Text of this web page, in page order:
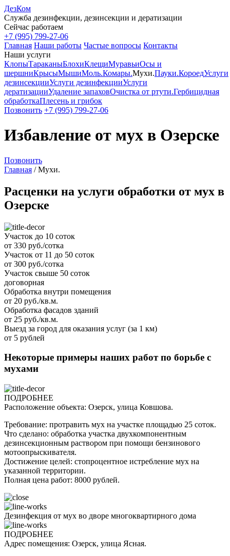
ДезКом
Служба дезинфекции, дезинсекции и дератизации
Сейчас работаем
+7 (995) 799-27-06
Главная Наши работы Частые вопросы Контакты
Наши услуги
КлопыТараканыБлохиКлещиМуравьиОсы и
шершниКрысыМышиМоль.Комары.Мухи.Пауки.КороедУслуги
дезинсекцииУслуги дезинфекцииУслуги
дератизацииУдаление запаховОчистка от ртути.Гербицидная
обработкаПлесень и грибок
Позвонить +7 (995) 799-27-06
Избавление от мух в Озерске
Позвонить
Главная /Мухи.
Расценки на услуги обработки от мух в
Озерске
Участок до 10 соток
от 330 руб./сотка
Участок от 11 до 50 соток
от 300 руб./сотка
Участок свыше 50 соток
договорная
Обработка внутри помещения
от 20 руб./кв.м.
Обработка фасадов зданий
от 25 руб./кв.м.
Выезд за город для оказания услуг (за 1 км)
от 5 рублей
Некоторые примеры наших работ по борьбе с
мухами
ПОДРОБНЕЕ
Расположение объекта: Озерск, улица Ковшова.
Требование: протравить мух на участке площадью 25 соток.
Что сделано: обработка участка двухкомпонентным
дезинсекционным раствором при помощи бензинового
мотоопрыскивателя.
Достижение целей: стопроцентное истребление мух на
указанной территории.
Полная цена работ: 8000 рублей.
Дезинфекция от мух во дворе многоквартирного дома
ПОДРОБНЕЕ
Адрес помещения: Озерск, улица Ясная.